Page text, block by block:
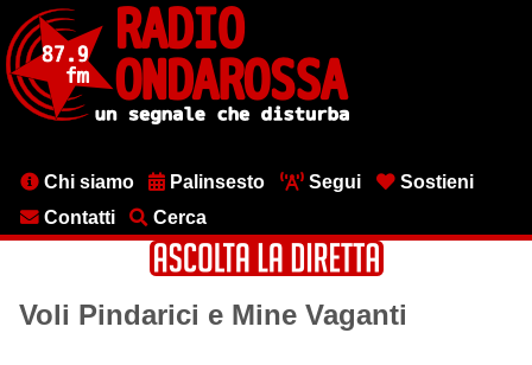
contenuto
principale
MenuChi siamo Palinsesto Segui
Sostieni
Contatti
Cerca
Voli Pindarici e Mine Vaganti